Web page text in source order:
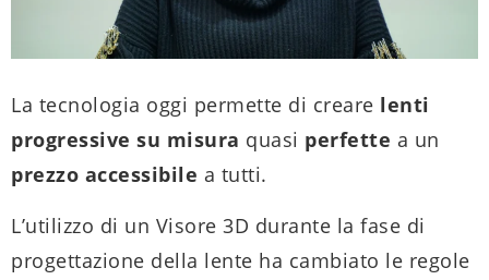
La tecnologia oggi permette di creare lenti
progressive su misura quasi perfette a un
prezzo accessibile a tutti.
L’utilizzo di un Visore 3D durante la fase di
progettazione della lente ha cambiato le regole